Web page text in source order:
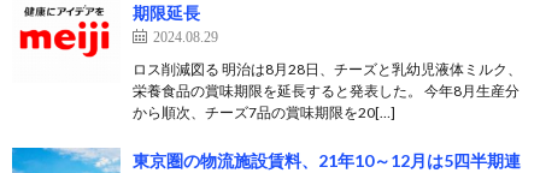
期限延長
2024.08.29
ロス削減図る 明治は8月28日、チーズと乳幼児液体ミルク、
栄養食品の賞味期限を延長すると発表した。 今年8月生産分
から順次、チーズ7品の賞味期限を20[…]
東京圏の物流施設賃料、21年10～12月は5四半期連